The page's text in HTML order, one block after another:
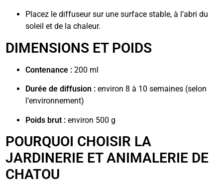
Placez le diffuseur sur une surface stable, à l’abri du
soleil et de la chaleur.
DIMENSIONS ET POIDS
Contenance : 200 ml
Durée de diffusion : environ 8 à 10 semaines (selon
l’environnement)
Poids brut : environ 500 g
POURQUOI CHOISIR LA
JARDINERIE ET ANIMALERIE DE
CHATOU